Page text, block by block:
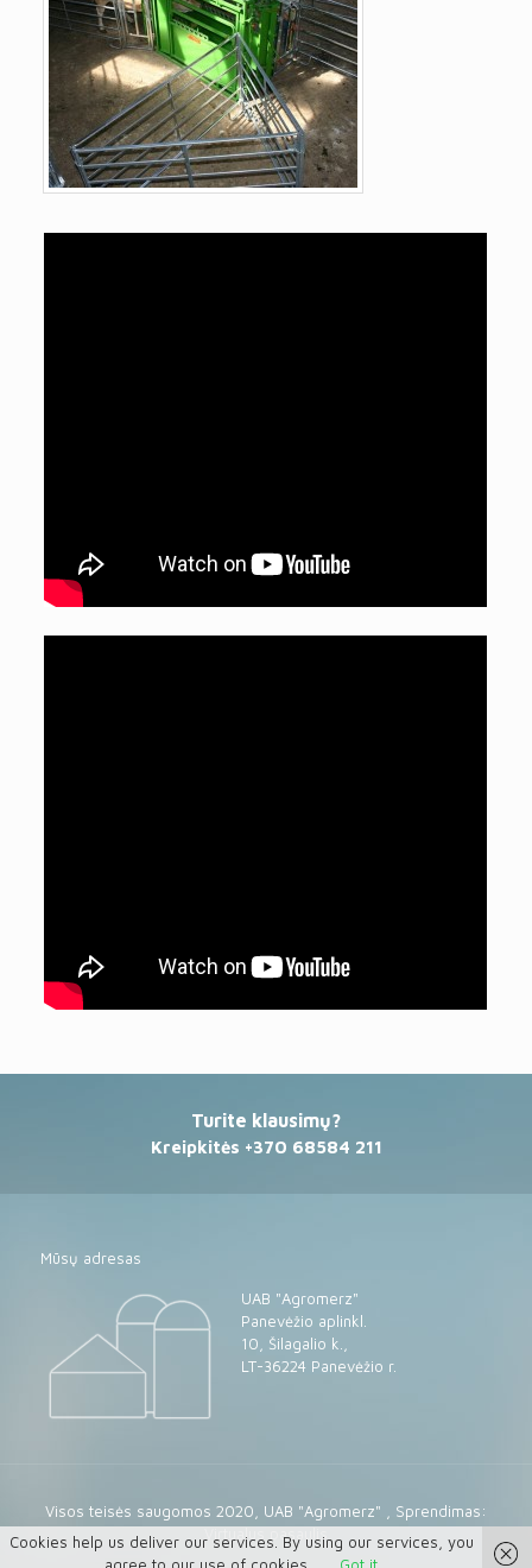
Turite klausimų?
Kreipkitės +370 68584 211
Mūsų adresas
UAB "Agromerz"
Panevėžio aplinkl.
10, Šilagalio k.,
LT-36224 Panevėžio r.
Visos teisės saugomos 2020, UAB "Agromerz" , Sprendimas:
Virtualus pasaulis
Cookies help us deliver our services. By using our services, you